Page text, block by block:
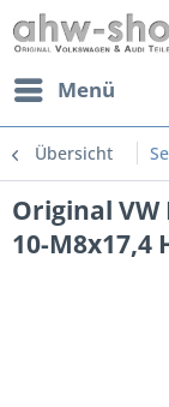
Menü
Übersicht
Original VW
10-M8x17,4